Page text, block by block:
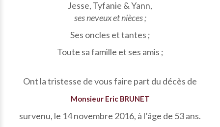
Jesse, Tyfanie & Yann,
ses neveux et nièces ;
Ses oncles et tantes ;
Toute sa famille et ses amis ;
Ont la tristesse de vous faire part du décès de
Monsieur Eric BRUNET
survenu, le 14 novembre 2016, à l’âge de 53 ans.